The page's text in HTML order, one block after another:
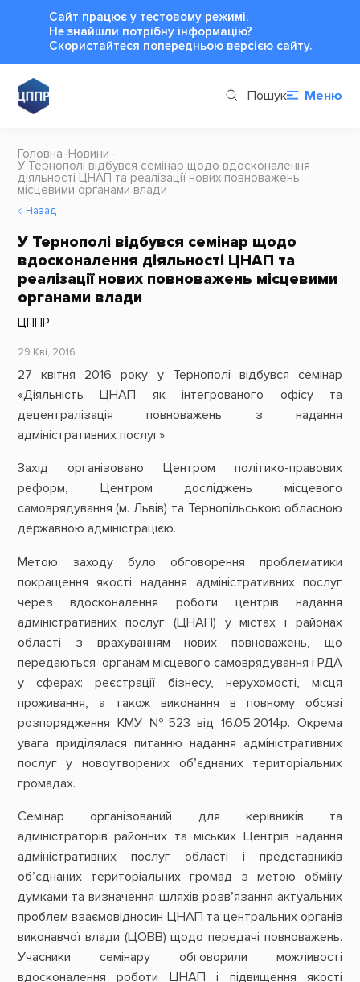
Сайт працює у тестовому режимі.
Не знайшли потрібну інформацію?
Cкористайтеся попередньою версією сайту.
Пошук Меню
Головна Новини
У Тернополі відбувся семінар щодо вдосконалення
діяльності ЦНАП та реалізації нових повноважень
місцевими органами влади
Назад
У Тернополі відбувся семінар щодо
вдосконалення діяльності ЦНАП та
реалізації нових повноважень місцевими
органами влади
ЦППР
29 Кві, 2016
27 квітня 2016 року у Тернополі відбувся семінар
«Діяльність ЦНАП як інтегрованого офісу та
децентралізація повноважень з надання
адміністративних послуг».
Захід організовано Центром політико-правових
реформ, Центром досліджень місцевого
самоврядування (м. Львів) та Тернопільською обласною
державною адміністрацією.
Метою заходу було обговорення проблематики
покращення якості надання адміністративних послуг
через вдосконалення роботи центрів надання
адміністративних послуг (ЦНАП) у містах і районах
області з врахуванням нових повноважень, що
передаються органам місцевого самоврядування і РДА
у сферах: реєстрації бізнесу, нерухомості, місця
проживання, а також виконання в повному обсязі
розпорядження КМУ №523 від 16.05.2014р. Окрема
увага приділялася питанню надання адміністративних
послуг у новоутворених об’єднаних територіальних
громадах.
Семінар організований для керівників та
адміністраторів районних та міських Центрів надання
адміністративних послуг області і представників
об’єднаних територіальних громад з метою обміну
думками та визначення шляхів розв’язання актуальних
проблем взаємовідносин ЦНАП та центральних органів
виконавчої влади (ЦОВВ) щодо передачі повноважень.
Учасники семінару обговорили можливості
вдосконалення роботи ЦНАП і підвищення якості